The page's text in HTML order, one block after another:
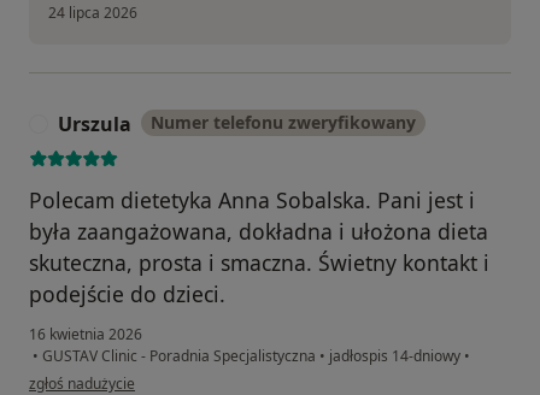
24 lipca 2026
Urszula Numer telefonu zweryfikowany
Polecam dietetyka Anna Sobalska. Pani jest i
była zaangażowana, dokładna i ułożona dieta
skuteczna, prosta i smaczna. Świetny kontakt i
podejście do dzieci.
16 kwietnia 2026
• GUSTAV Clinic - Poradnia Specjalistyczna • jadłospis 14-dniowy •
w opinii użytkownika Urszula
zgłoś nadużycie